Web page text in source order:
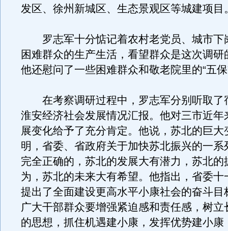
发区、徐州新城区、生态景观区等城建项目
罗志军十分惦记着农村老党员、城市下
困难群众的生产生活，看望群众是这次调研
他还慰问了一些困难群众和敬老院里的“五
在考察调研过程中，罗志军分别听取了
淮安经济社会发展情况汇报。他对三市近年
展变化给予了充分肯定。他说，苏北的巨大
明，省委、省政府关于加快苏北振兴的一系
完全正确的，苏北的发展大有潜力，苏北的
为，苏北的未来大有希望。他指出，省委十
提出了全面建设更高水平小康社会的奋斗目
广大干部群众要增强紧迫感和责任感，树立
的思想，抓住机遇建小康，发挥优势建小康